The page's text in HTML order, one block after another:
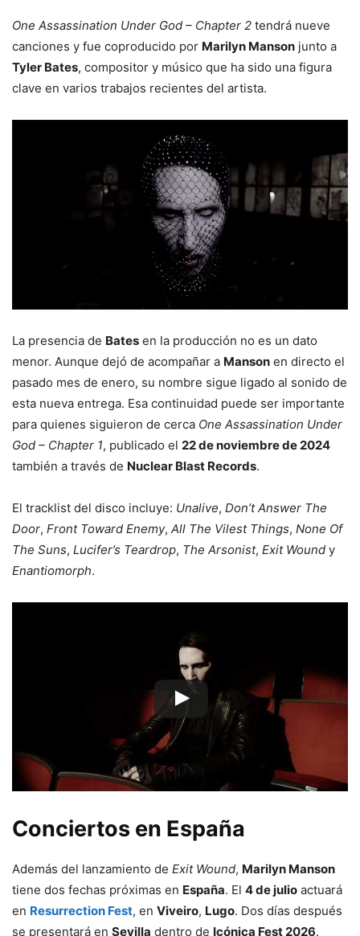
One Assassination Under God – Chapter 2 tendrá nueve
canciones y fue coproducido por Marilyn Manson junto a
Tyler Bates, compositor y músico que ha sido una figura
clave en varios trabajos recientes del artista.
La presencia de Bates en la producción no es un dato
menor. Aunque dejó de acompañar a Manson en directo el
pasado mes de enero, su nombre sigue ligado al sonido de
esta nueva entrega. Esa continuidad puede ser importante
para quienes siguieron de cerca One Assassination Under
God – Chapter 1, publicado el 22 de noviembre de 2024
también a través de Nuclear Blast Records.
El tracklist del disco incluye: Unalive, Don’t Answer The
Door, Front Toward Enemy, All The Vilest Things, None Of
The Suns, Lucifer’s Teardrop, The Arsonist, Exit Wound y
Enantiomorph.
Conciertos en España
Además del lanzamiento de Exit Wound, Marilyn Manson
tiene dos fechas próximas en España. El 4 de julio actuará
en Resurrection Fest, en Viveiro, Lugo. Dos días después
se presentará en Sevilla dentro de Icónica Fest 2026.